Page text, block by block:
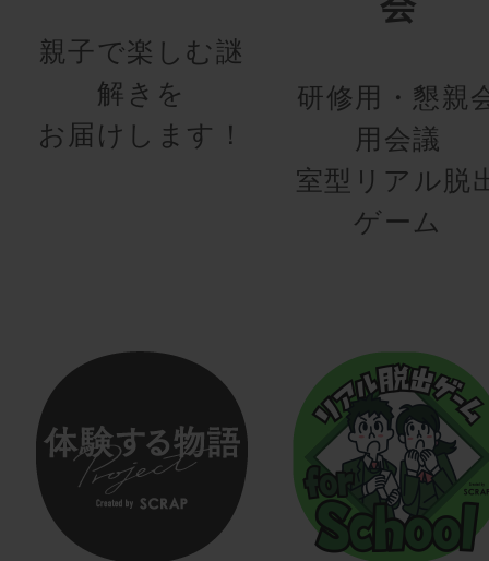
親子で楽しむ謎
解きを
お届けします！
研修用・懇親
用会議
室型リアル脱
ゲーム